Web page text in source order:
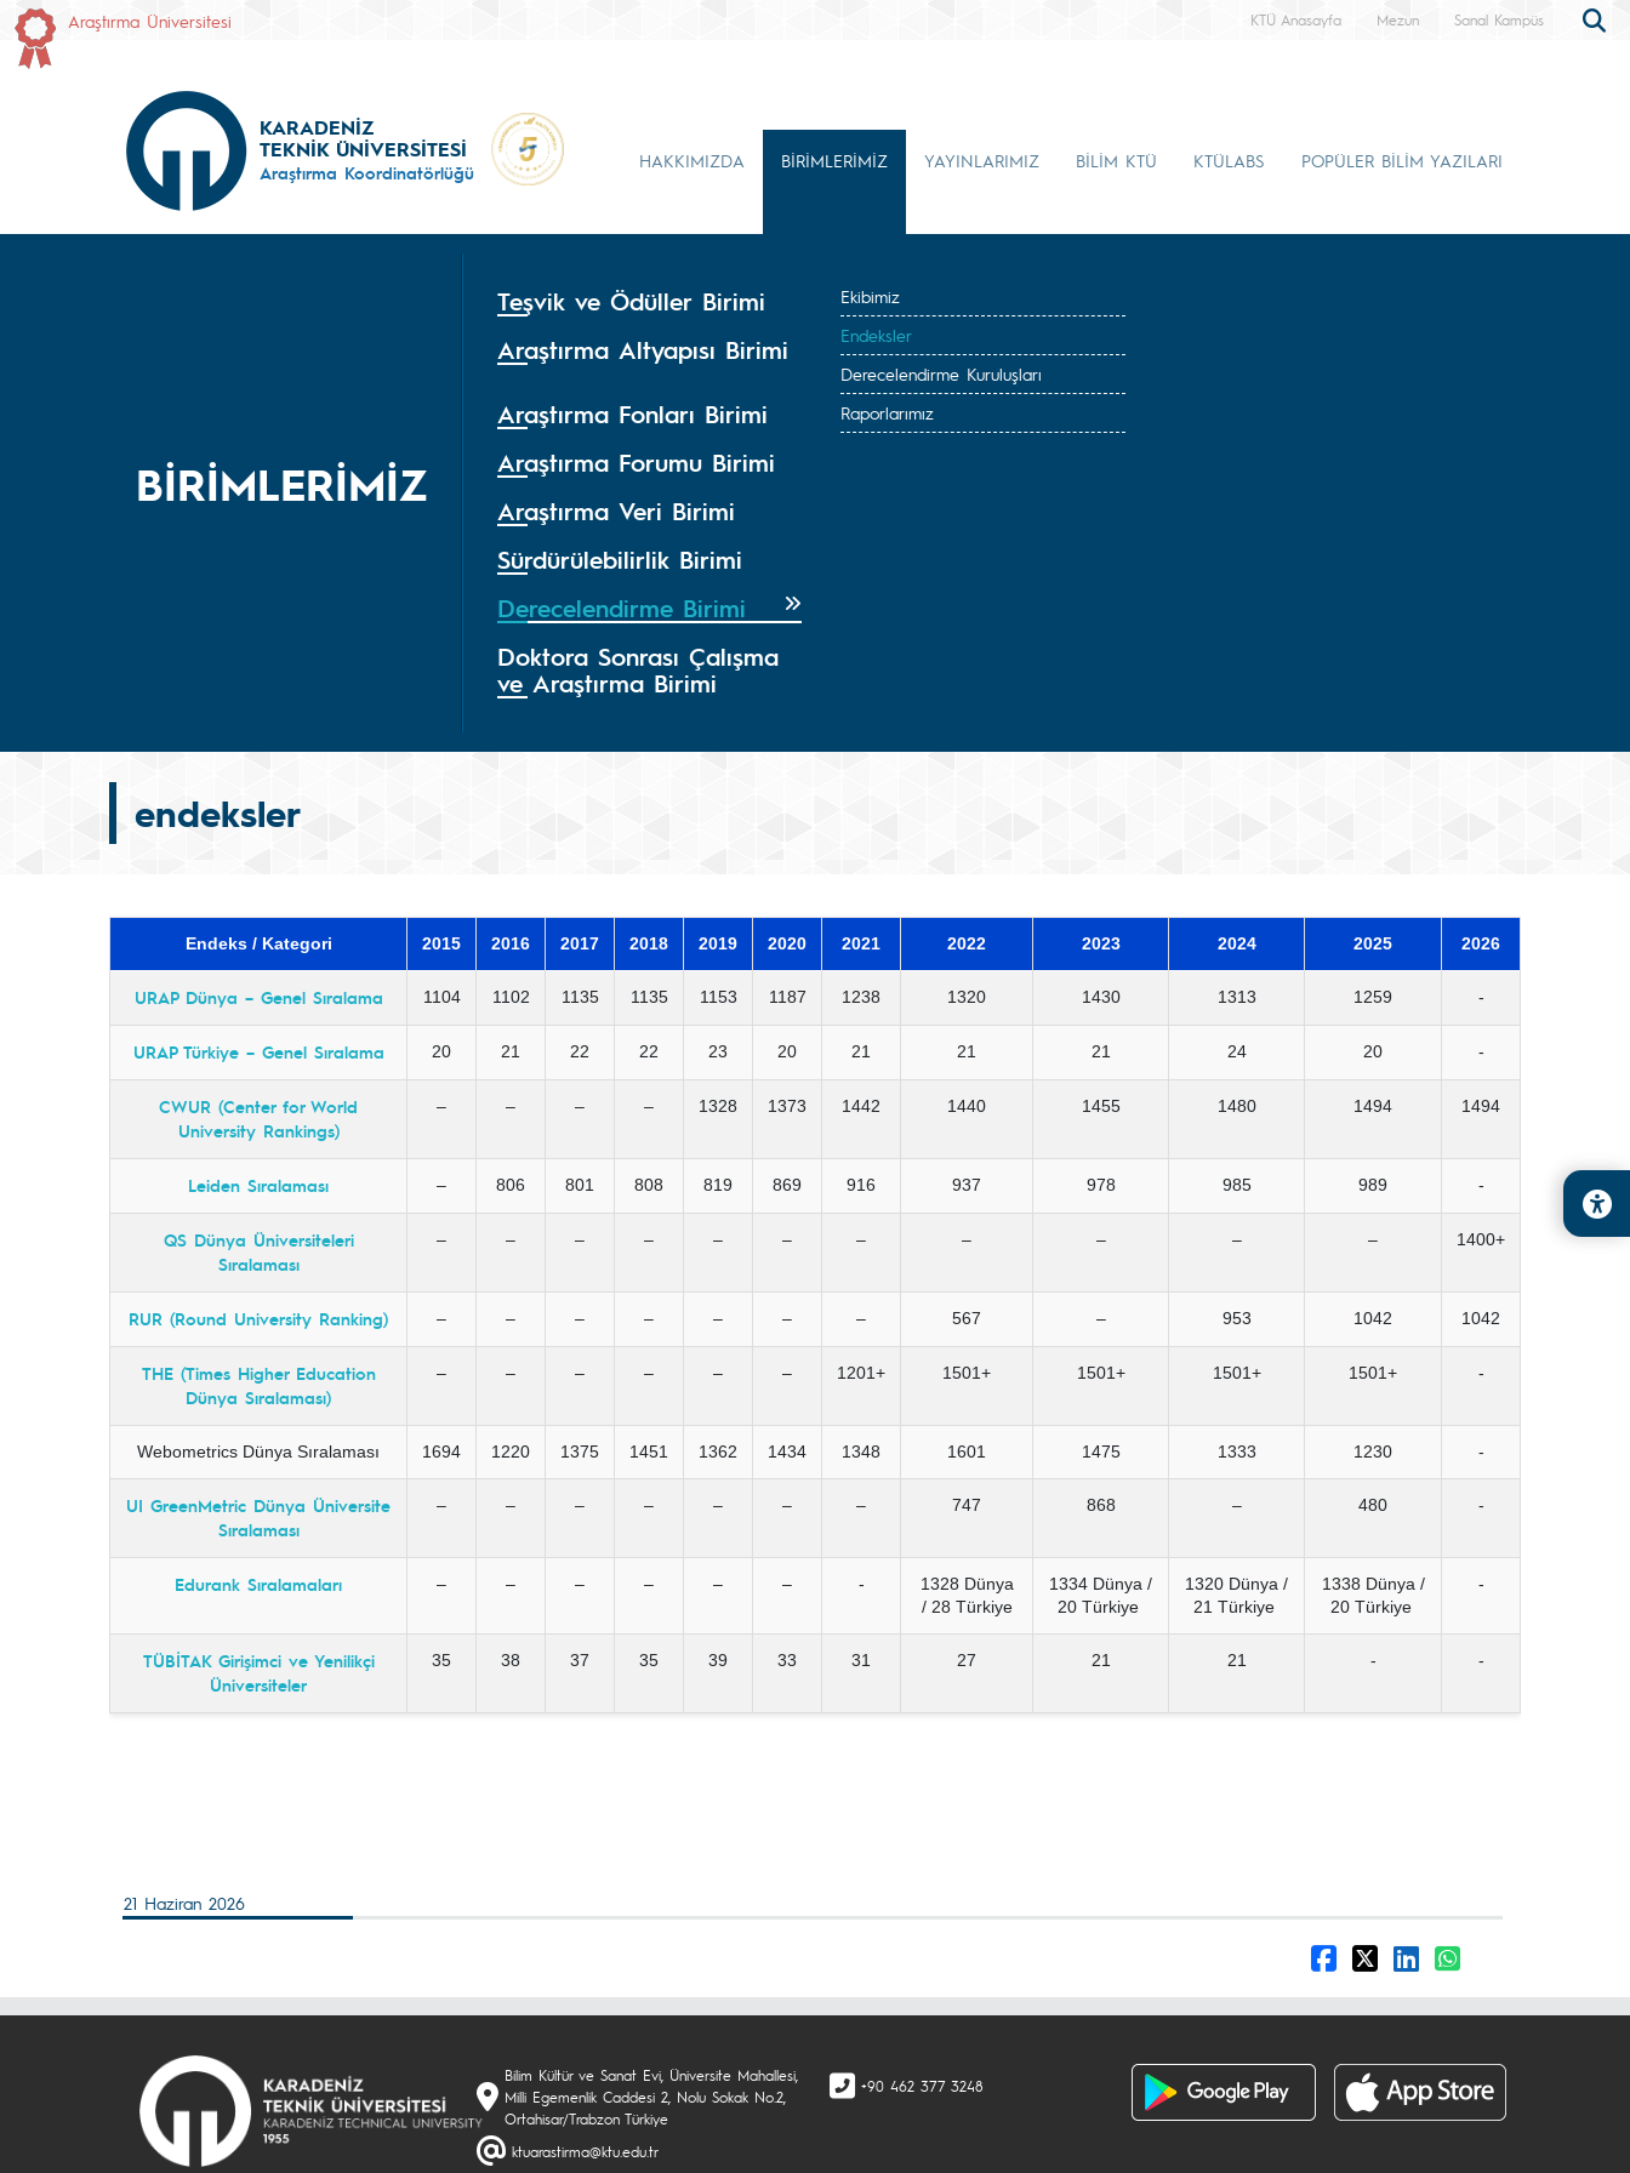
Araştırma Üniversitesi KTÜ Anasayfa Mezun Sanal Kampüs
KARADENİZ
TEKNİK ÜNİVERSİTESİ
Araştırma Koordinatörlüğü
HAKKIMIZDA BİRİMLERİMİZ YAYINLARIMIZ BİLİM KTÜ KTÜLABS POPÜLER BİLİM YAZILARI
BİRİMLERİMİZ
Teşvik ve Ödüller Birimi
Araştırma Altyapısı Birimi
Araştırma Fonları Birimi
Araştırma Forumu Birimi
Araştırma Veri Birimi
Sürdürülebilirlik Birimi
Derecelendirme Birimi
Doktora Sonrası Çalışma
ve Araştırma Birimi
Ekibimiz
Endeksler
Derecelendirme Kuruluşları
Raporlarımız
endeksler
Endeks / Kategori 2015 2016 2017 2018 2019 2020 2021 2022 2023 2024 2025 2026
URAP Dünya – Genel Sıralama 1104 1102 1135 1135 1153 1187 1238 1320 1430 1313 1259 -
URAP Türkiye – Genel Sıralama 20 21 22 22 23 20 21 21 21 24 20 -
CWUR (Center for World
University Rankings)
– – – – 1328 1373 1442 1440 1455 1480 1494 1494
Leiden Sıralaması – 806 801 808 819 869 916 937 978 985 989 -
QS Dünya Üniversiteleri
Sıralaması
– – – – – – – – – – – 1400+
RUR (Round University Ranking) – – – – – – – 567 – 953 1042 1042
THE (Times Higher Education
Dünya Sıralaması)
– – – – – – 1201+ 1501+ 1501+ 1501+ 1501+ -
Webometrics Dünya Sıralaması 1694 1220 1375 1451 1362 1434 1348 1601 1475 1333 1230 -
UI GreenMetric Dünya Üniversite
Sıralaması
– – – – – – – 747 868 – 480 -
Edurank Sıralamaları – – – – – – -
1328 Dünya
/ 28 Türkiye
1334 Dünya /
20 Türkiye
1320 Dünya /
21 Türkiye
1338 Dünya /
20 Türkiye
-
TÜBİTAK Girişimci ve Yenilikçi
Üniversiteler
35 38 37 35 39 33 31 27 21 21 - -
21 Haziran 2026
Bilim Kültür ve Sanat Evi, Üniversite Mahallesi,
Milli Egemenlik Caddesi 2, Nolu Sokak No.2,
Ortahisar/Trabzon Türkiye
ktuarastirma@ktu.edu.tr
+90 462 377 3248